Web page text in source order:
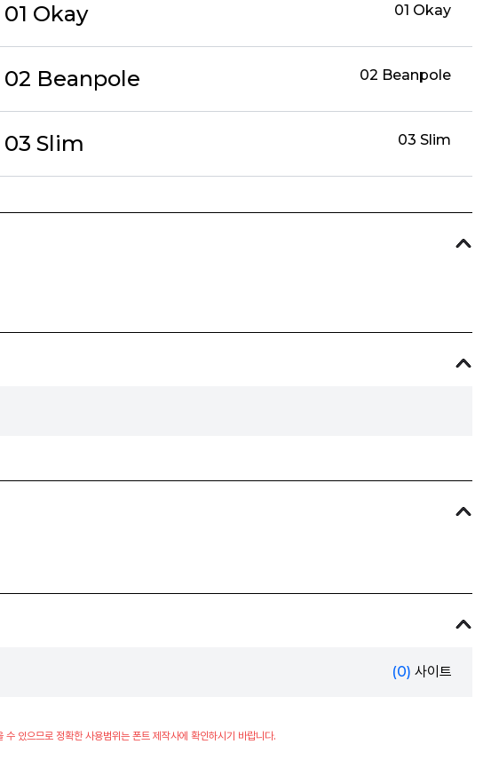
Okay 01 Okay
02 Beanpole 02 Beanpole
03 Slim 03 Slim
(0) 사이트
있으므로 정확한 사용범위는 폰트 제작사에 확인하시기 바랍니다.